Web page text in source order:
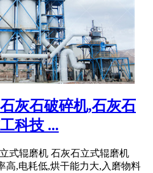
灰石破碎机,石灰石
科技 ...
式辊磨机 石灰石立式辊磨机
高,电耗低,烘干能力大,入磨物料